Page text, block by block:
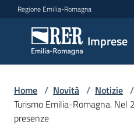
Vai al contenuto
Vai alla navigazione
Vai al footer
Regione Emilia-Romagna
Imprese
Imprese
Argomenti
Home / Novità / Notizie /
Turismo Emilia-Romagna.
presenze